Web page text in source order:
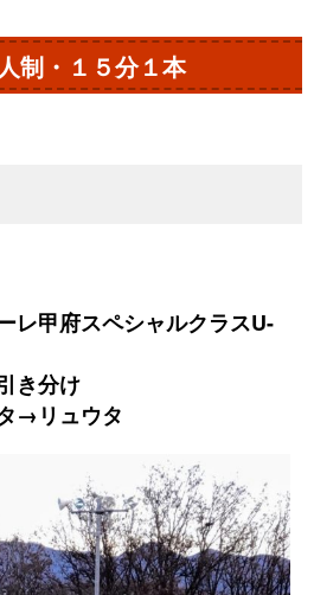
・１５分１本
甲府スペシャルクラスU-
分け
リュウタ